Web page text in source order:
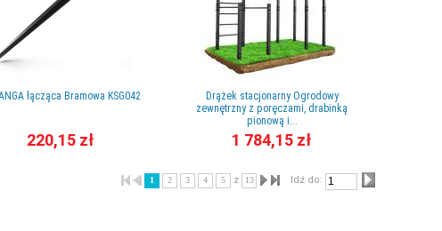
łącząca Bramowa KSG042
220,15 zł
Drążek stacjonarny Ogrodowy
zewnętrzny z poręczami, drabinką
pionową i...
1 784,15 zł
1 2 3 4 5 z 13 Idź do: